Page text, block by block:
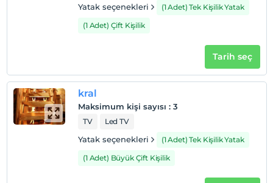
Yatak seçenekleri
(1 Adet) Tek Kişilik Yatak
(1 Adet) Çift Kişilik
Tarih seç
kral
Maksimum kişi sayısı : 3
TV Led TV
Yatak seçenekleri
(1 Adet) Tek Kişilik Yatak
(1 Adet) Büyük Çift Kişilik